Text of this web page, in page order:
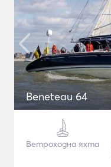
Beneteau 64
Ветроходна яхта